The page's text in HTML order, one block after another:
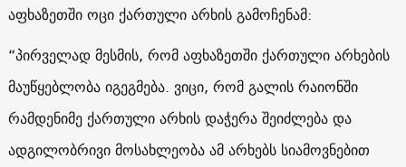
აფხაზეთში ოცი ქართული არხის გამოჩენამ:
“პირველად მესმის, რომ აფხაზეთში ქართული არხების
მაუწყებლობა იგეგმება. ვიცი, რომ გალის რაიონში
რამდენიმე ქართული არხის დაჭერა შეიძლება და
ადგილობრივი მოსახლეობა ამ არხებს სიამოვნებით